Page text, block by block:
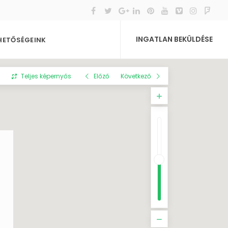
INGATLAN BEKÜLDÉSE
Teljes képernyős Előző Következő